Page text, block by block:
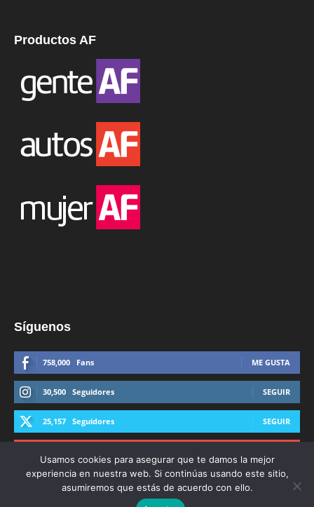
Productos AF
Síguenos
758,000 Fans ME GUSTA
30,500 Seguidores SEGUIR
25,157 Seguidores SEGUIR
Usamos cookies para asegurar que te damos la mejor
experiencia en nuestra web. Si continúas usando este sitio,
asumiremos que estás de acuerdo con ello.